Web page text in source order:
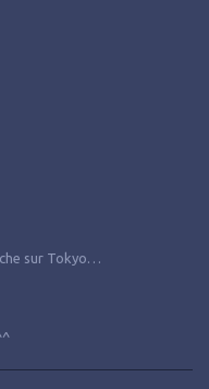
sur Tokyo…